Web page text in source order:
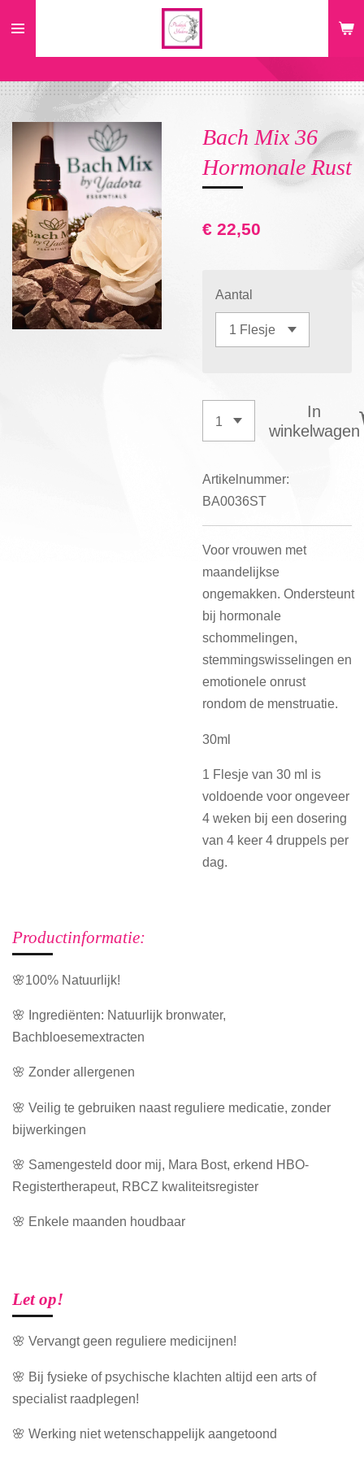
de
hoofdinhoud
Bach Mix 36
Hormonale Rust
€ 22,50
Aantal
In
winkelwagen
Artikelnummer:
BA0036ST
Voor vrouwen met
maandelijkse
ongemakken. Ondersteunt
bij hormonale
schommelingen,
stemmingswisselingen en
emotionele onrust
rondom de menstruatie.
30ml
1 Flesje van 30 ml is
voldoende voor ongeveer
4 weken bij een dosering
van 4 keer 4 druppels per
dag.
Productinformatie:
🌸100% Natuurlijk!
🌸 Ingrediënten: Natuurlijk bronwater,
Bachbloesemextracten
🌸 Zonder allergenen
🌸 Veilig te gebruiken naast reguliere medicatie, zonder
bijwerkingen
🌸 Samengesteld door mij, Mara Bost, erkend HBO-
Registertherapeut, RBCZ kwaliteitsregister
🌸 Enkele maanden houdbaar
Let op!
🌸 Vervangt geen reguliere medicijnen!
🌸 Bij fysieke of psychische klachten altijd een arts of
specialist raadplegen!
🌸 Werking niet wetenschappelijk aangetoond